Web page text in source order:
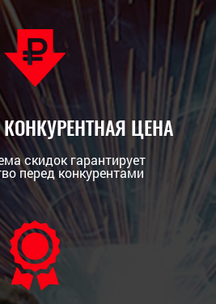
ЦЕНА
скидок гарантирует
перед конкурентами